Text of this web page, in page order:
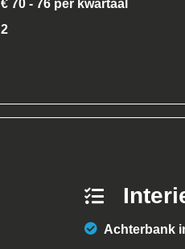
€ 70 - 76 per kwartaal
2
Achterbank